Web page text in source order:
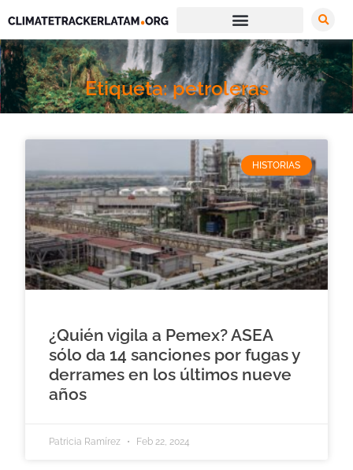
Etiqueta: petroleras
HISTORIAS
¿Quién vigila a Pemex? ASEA
sólo da 14 sanciones por fugas y
derrames en los últimos nueve
años
Patricia Ramírez Feb 22, 2024